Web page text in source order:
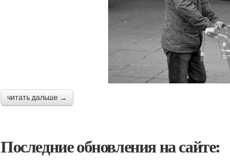
читать дальше →
Последние обновления на сайте: